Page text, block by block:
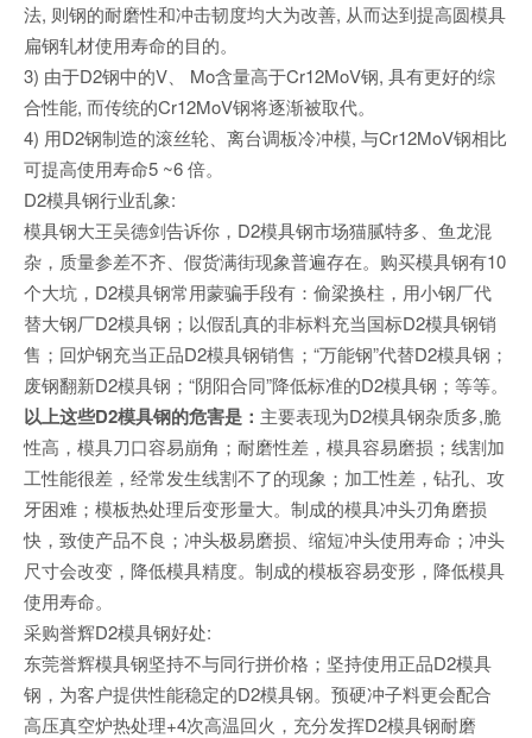
法, 则钢的耐磨性和冲击韧度均大为改善, 从而达到提高圆模具
扁钢轧材使用寿命的目的。
3) 由于D2钢中的V、 Mo含量高于Cr12MoV钢, 具有更好的综
合性能, 而传统的Cr12MoV钢将逐渐被取代。
4) 用D2钢制造的滚丝轮、离台调板冷冲模, 与Cr12MoV钢相比
可提高使用寿命5 ~6 倍。
D2模具钢行业乱象:
模具钢大王吴德剑告诉你，D2模具钢市场猫腻特多、鱼龙混
杂，质量参差不齐、假货满街现象普遍存在。购买模具钢有10
个大坑，D2模具钢常用蒙骗手段有：偷梁换柱，用小钢厂代
替大钢厂D2模具钢；以假乱真的非标料充当国标D2模具钢销
售；回炉钢充当正品D2模具钢销售；“万能钢”代替D2模具钢；
废钢翻新D2模具钢；“阴阳合同”降低标准的D2模具钢；等等。
以上这些D2模具钢的危害是： 主要表现为D2模具钢杂质多,脆
性高，模具刀口容易崩角；耐磨性差，模具容易磨损；线割加
工性能很差，经常发生线割不了的现象；加工性差，钻孔、攻
牙困难；模板热处理后变形量大。制成的模具冲头刃角磨损
快，致使产品不良；冲头极易磨损、缩短冲头使用寿命；冲头
尺寸会改变，降低模具精度。制成的模板容易变形，降低模具
使用寿命。
采购誉辉D2模具钢好处:
东莞誉辉模具钢坚持不与同行拼价格；坚持使用正品D2模具
钢，为客户提供性能稳定的D2模具钢。预硬冲子料更会配合
高压真空炉热处理+4次高温回火，充分发挥D2模具钢耐磨